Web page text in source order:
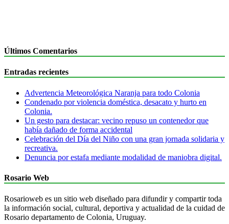
Últimos Comentarios
Entradas recientes
Advertencia Meteorológica Naranja para todo Colonia
Condenado por violencia doméstica, desacato y hurto en
Colonia.
Un gesto para destacar: vecino repuso un contenedor que
había dañado de forma accidental
Celebración del Día del Niño con una gran jornada solidaria y
recreativa.
Denuncia por estafa mediante modalidad de maniobra digital.
Rosario Web
Rosarioweb es un sitio web diseñado para difundir y compartir toda
la información social, cultural, deportiva y actualidad de la cuidad de
Rosario departamento de Colonia, Uruguay.